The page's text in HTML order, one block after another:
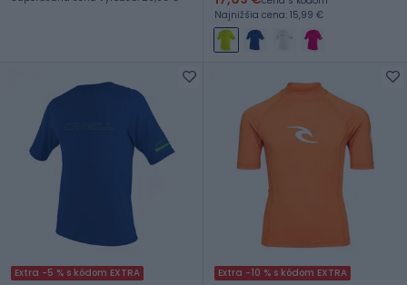
Najnižšia cena: 15,99 €
Extra -5 % s kódom EXTRA Extra -10 % s kódom EXTRA